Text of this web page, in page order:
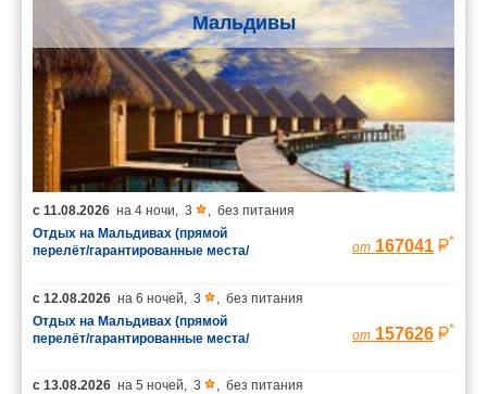
Мальдивы
с 11.08.2026 на 4 ночи 3
без питания
Отдых на Мальдивах (прямой
перелёт/гарантированные места/
от 167041 *
с 12.08.2026 на 6 ночей 3
без питания
Отдых на Мальдивах (прямой
перелёт/гарантированные места/
от 157626 *
с 13.08.2026 на 5 ночей 3
без питания